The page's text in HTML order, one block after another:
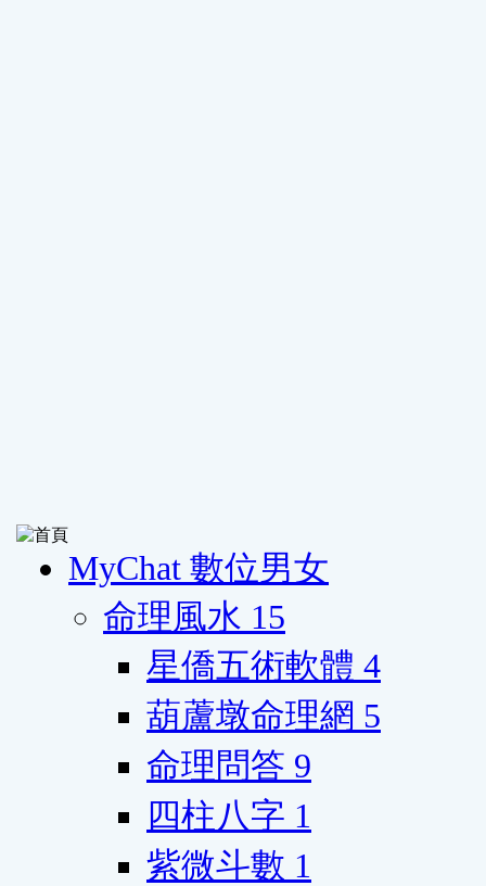
MyChat 數位男女
命理風水 15
星僑五術軟體 4
葫蘆墩命理網 5
命理問答 9
四柱八字 1
紫微斗數 1